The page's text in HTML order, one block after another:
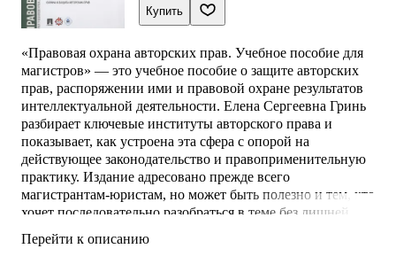
Купить
«Правовая охрана авторских прав. Учебное пособие для
магистров» — это учебное пособие о защите авторских
прав, распоряжении ими и правовой охране результатов
интеллектуальной деятельности. Елена Сергеевна Гринь
разбирает ключевые институты авторского права и
показывает, как устроена эта сфера с опорой на
действующее законодательство и правоприменительную
практику. Издание адресовано прежде всего
магистрантам-юристам, но может быть полезно и тем, кто
хочет последовательно разобраться в теме без лишней
понять, как соотносятся нормы гражданского права,
Перейти к описанию